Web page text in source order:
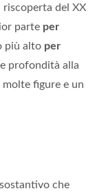
riscoperta del XX
parte per
più alto per
profondità alla
molte figure e un
che